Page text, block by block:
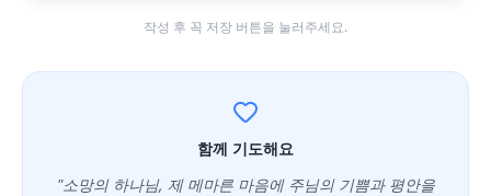
작성 후 꼭 저장 버튼을 눌러주세요.
함께 기도해요
"소망의 하나님, 제 메마른 마음에 주님의 기쁨과 평안을